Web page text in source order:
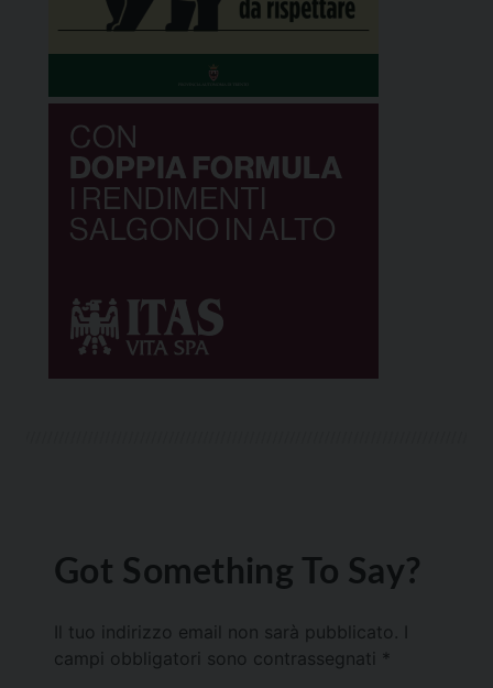
Got Something To Say?
Il tuo indirizzo email non sarà pubblicato.
campi obbligatori sono contrassegnati *